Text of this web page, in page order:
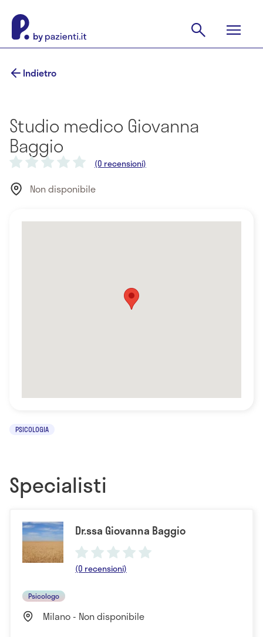
Indietro
Studio medico Giovanna
Baggio
(0 recensioni)
Non disponibile
PSICOLOGIA
Specialisti
Dr.ssa Giovanna Baggio
(0 recensioni)
Psicologo
Milano - Non disponibile